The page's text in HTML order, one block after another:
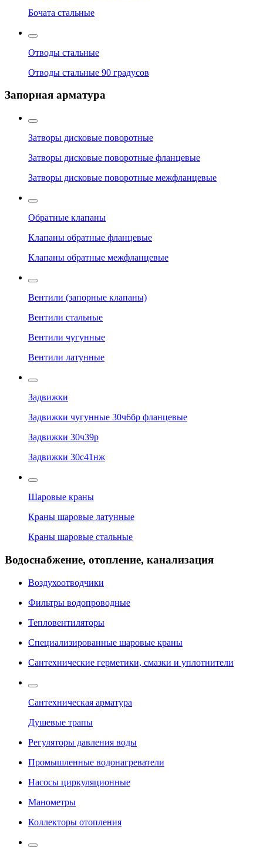
Бочата стальные
Отводы стальные
Отводы стальные 90 градусов
Запорная арматура
Затворы дисковые поворотные
Затворы дисковые поворотные фланцевые
Затворы дисковые поворотные межфланцевые
Обратные клапаны
Клапаны обратные фланцевые
Клапаны обратные межфланцевые
Вентили (запорные клапаны)
Вентили стальные
Вентили чугунные
Вентили латунные
Задвижки
Задвижки чугунные 30ч6бр фланцевые
Задвижки 30ч39р
Задвижки 30с41нж
Шаровые краны
Краны шаровые латунные
Краны шаровые стальные
Водоснабжение, отопление, канализация
Воздухоотводчики
Фильтры водопроводные
Тепловентиляторы
Специализированные шаровые краны
Сантехнические герметики, смазки и уплотнители
Сантехническая арматура
Душевые трапы
Регуляторы давления воды
Промышленные водонагреватели
Насосы циркуляционные
Манометры
Коллекторы отопления